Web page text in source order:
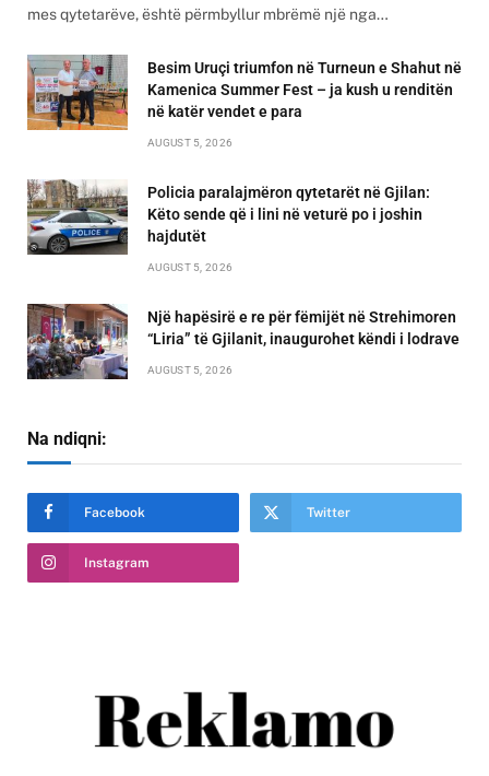
mes qytetarëve, është përmbyllur mbrëmë një nga…
Besim Uruçi triumfon në Turneun e Shahut në
Kamenica Summer Fest – ja kush u renditën
në katër vendet e para
AUGUST 5, 2026
Policia paralajmëron qytetarët në Gjilan:
Këto sende që i lini në veturë po i joshin
hajdutët
AUGUST 5, 2026
Një hapësirë e re për fëmijët në Strehimoren
“Liria” të Gjilanit, inaugurohet këndi i lodrave
AUGUST 5, 2026
Na ndiqni:
Facebook Twitter
Instagram